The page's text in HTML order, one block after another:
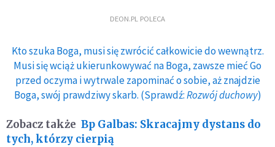
DEON.PL POLECA
Kto szuka Boga, musi się zwrócić całkowicie do wewnątrz.
Musi się wciąż ukierunkowywać na Boga, zawsze mieć Go
przed oczyma i wytrwale zapominać o sobie, aż znajdzie
Boga, swój prawdziwy skarb. (Sprawdź:Rozwój duchowy)
Zobacz także Bp Galbas: Skracajmy dystans do
tych, którzy cierpią